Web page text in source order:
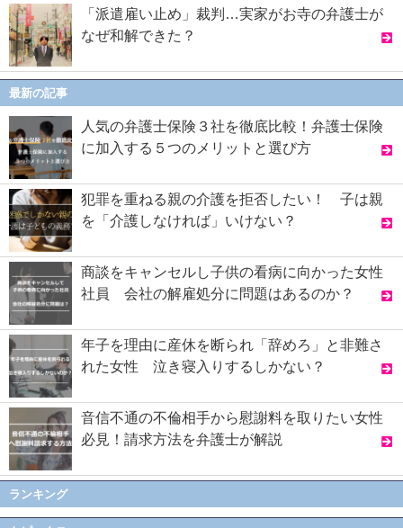
「派遣雇い止め」裁判…実家がお寺の弁護士が
なぜ和解できた？
最新の記事
人気の弁護士保険３社を徹底比較！弁護士保険
に加入する５つのメリットと選び方
犯罪を重ねる親の介護を拒否したい！ 子は親
を「介護しなければ」いけない？
商談をキャンセルし子供の看病に向かった女性
社員 会社の解雇処分に問題はあるのか？
年子を理由に産休を断られ「辞めろ」と非難さ
れた女性 泣き寝入りするしかない？
音信不通の不倫相手から慰謝料を取りたい女性
必見！請求方法を弁護士が解説
ランキング